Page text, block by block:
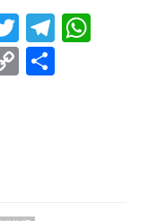
Twitter
Copy